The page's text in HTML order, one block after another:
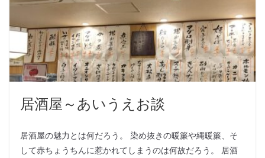
居酒屋～あいうえお談
居酒屋の魅力とは何だろう。 染め抜きの暖簾や縄暖簾、そ
して赤ちょうちんに惹かれてしまうのは何故だろう。 居酒